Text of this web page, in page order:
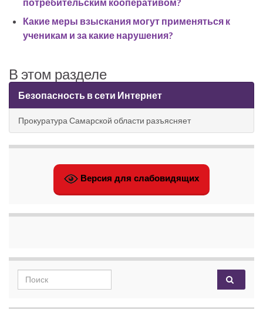
Какие меры взыскания могут применяться к
ученикам и за какие нарушения?
В этом разделе
Безопасность в сети Интернет
Прокуратура Самарской области разъясняет
Версия для слабовидящих
Search for: